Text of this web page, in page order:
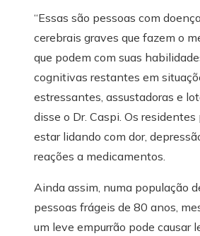
“Essas são pessoas com
cerebrais graves que fazem o
que podem com suas
cognitivas restantes em
estressantes, assustadoras e
disse o Dr. Caspi. Os residentes
estar lidando com dor,
reações a medicamentos.
Ainda assim, numa população
pessoas frágeis de 80 anos,
um leve empurrão pode causar